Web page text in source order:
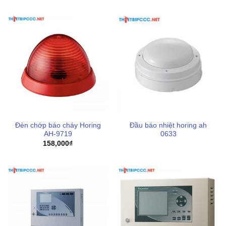
Kiểm tra định kỳ:
Dù thiết bị có độ bền cao nhưng việc
kiểm tra nguồn cấp 24V DC và tình trạng sáng của các
bóng LED là cần thiết để đảm bảo đèn luôn sẵn sàng
hoạt động khi có sự cố.
Vấn đề kiểm định:Việc trang bị sản phẩm kèm theo
tem kiểm định
hay các giấy tờ liên quan sẽ giúp quá
Tích hợp hệ thống:
Đảm bảo dây tín hiệu từ tủ trung
tâm điều khiển xả khí đến đèn được bảo vệ trong ống
có hỏa hoạn xảy ra.
Mua đèn báo xả Horing AH-03233 ở đâu uy
Đèn chớp báo cháy Horing
AH-9719
158,000₫
Đầu báo nhiệt horing ah
0633